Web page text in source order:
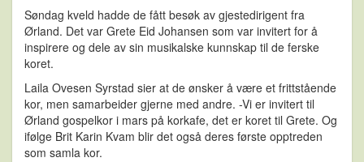
Søndag kveld hadde de fått besøk av gjestedirigent fra
Ørland. Det var Grete Eid Johansen som var invitert for å
inspirere og dele av sin musikalske kunnskap til de ferske
koret.
Laila Ovesen Syrstad sier at de ønsker å være et frittstående
kor, men samarbeider gjerne med andre. -Vi er invitert til
Ørland gospelkor i mars på korkafe, det er koret til Grete. Og
ifølge Brit Karin Kvam blir det også deres første opptreden
som samla kor.